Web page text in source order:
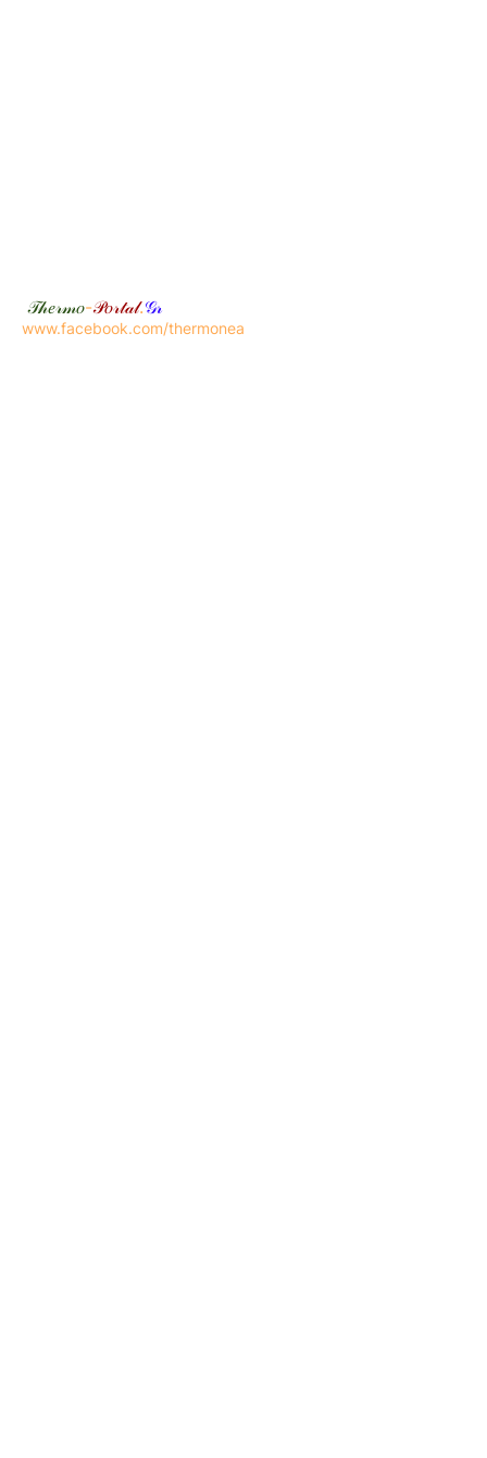
𝒯𝒽𝑒𝓇𝓂𝑜-𝒫𝑜𝓇𝓉𝒶𝓁.𝒢𝓇
www.facebook.com/thermonea